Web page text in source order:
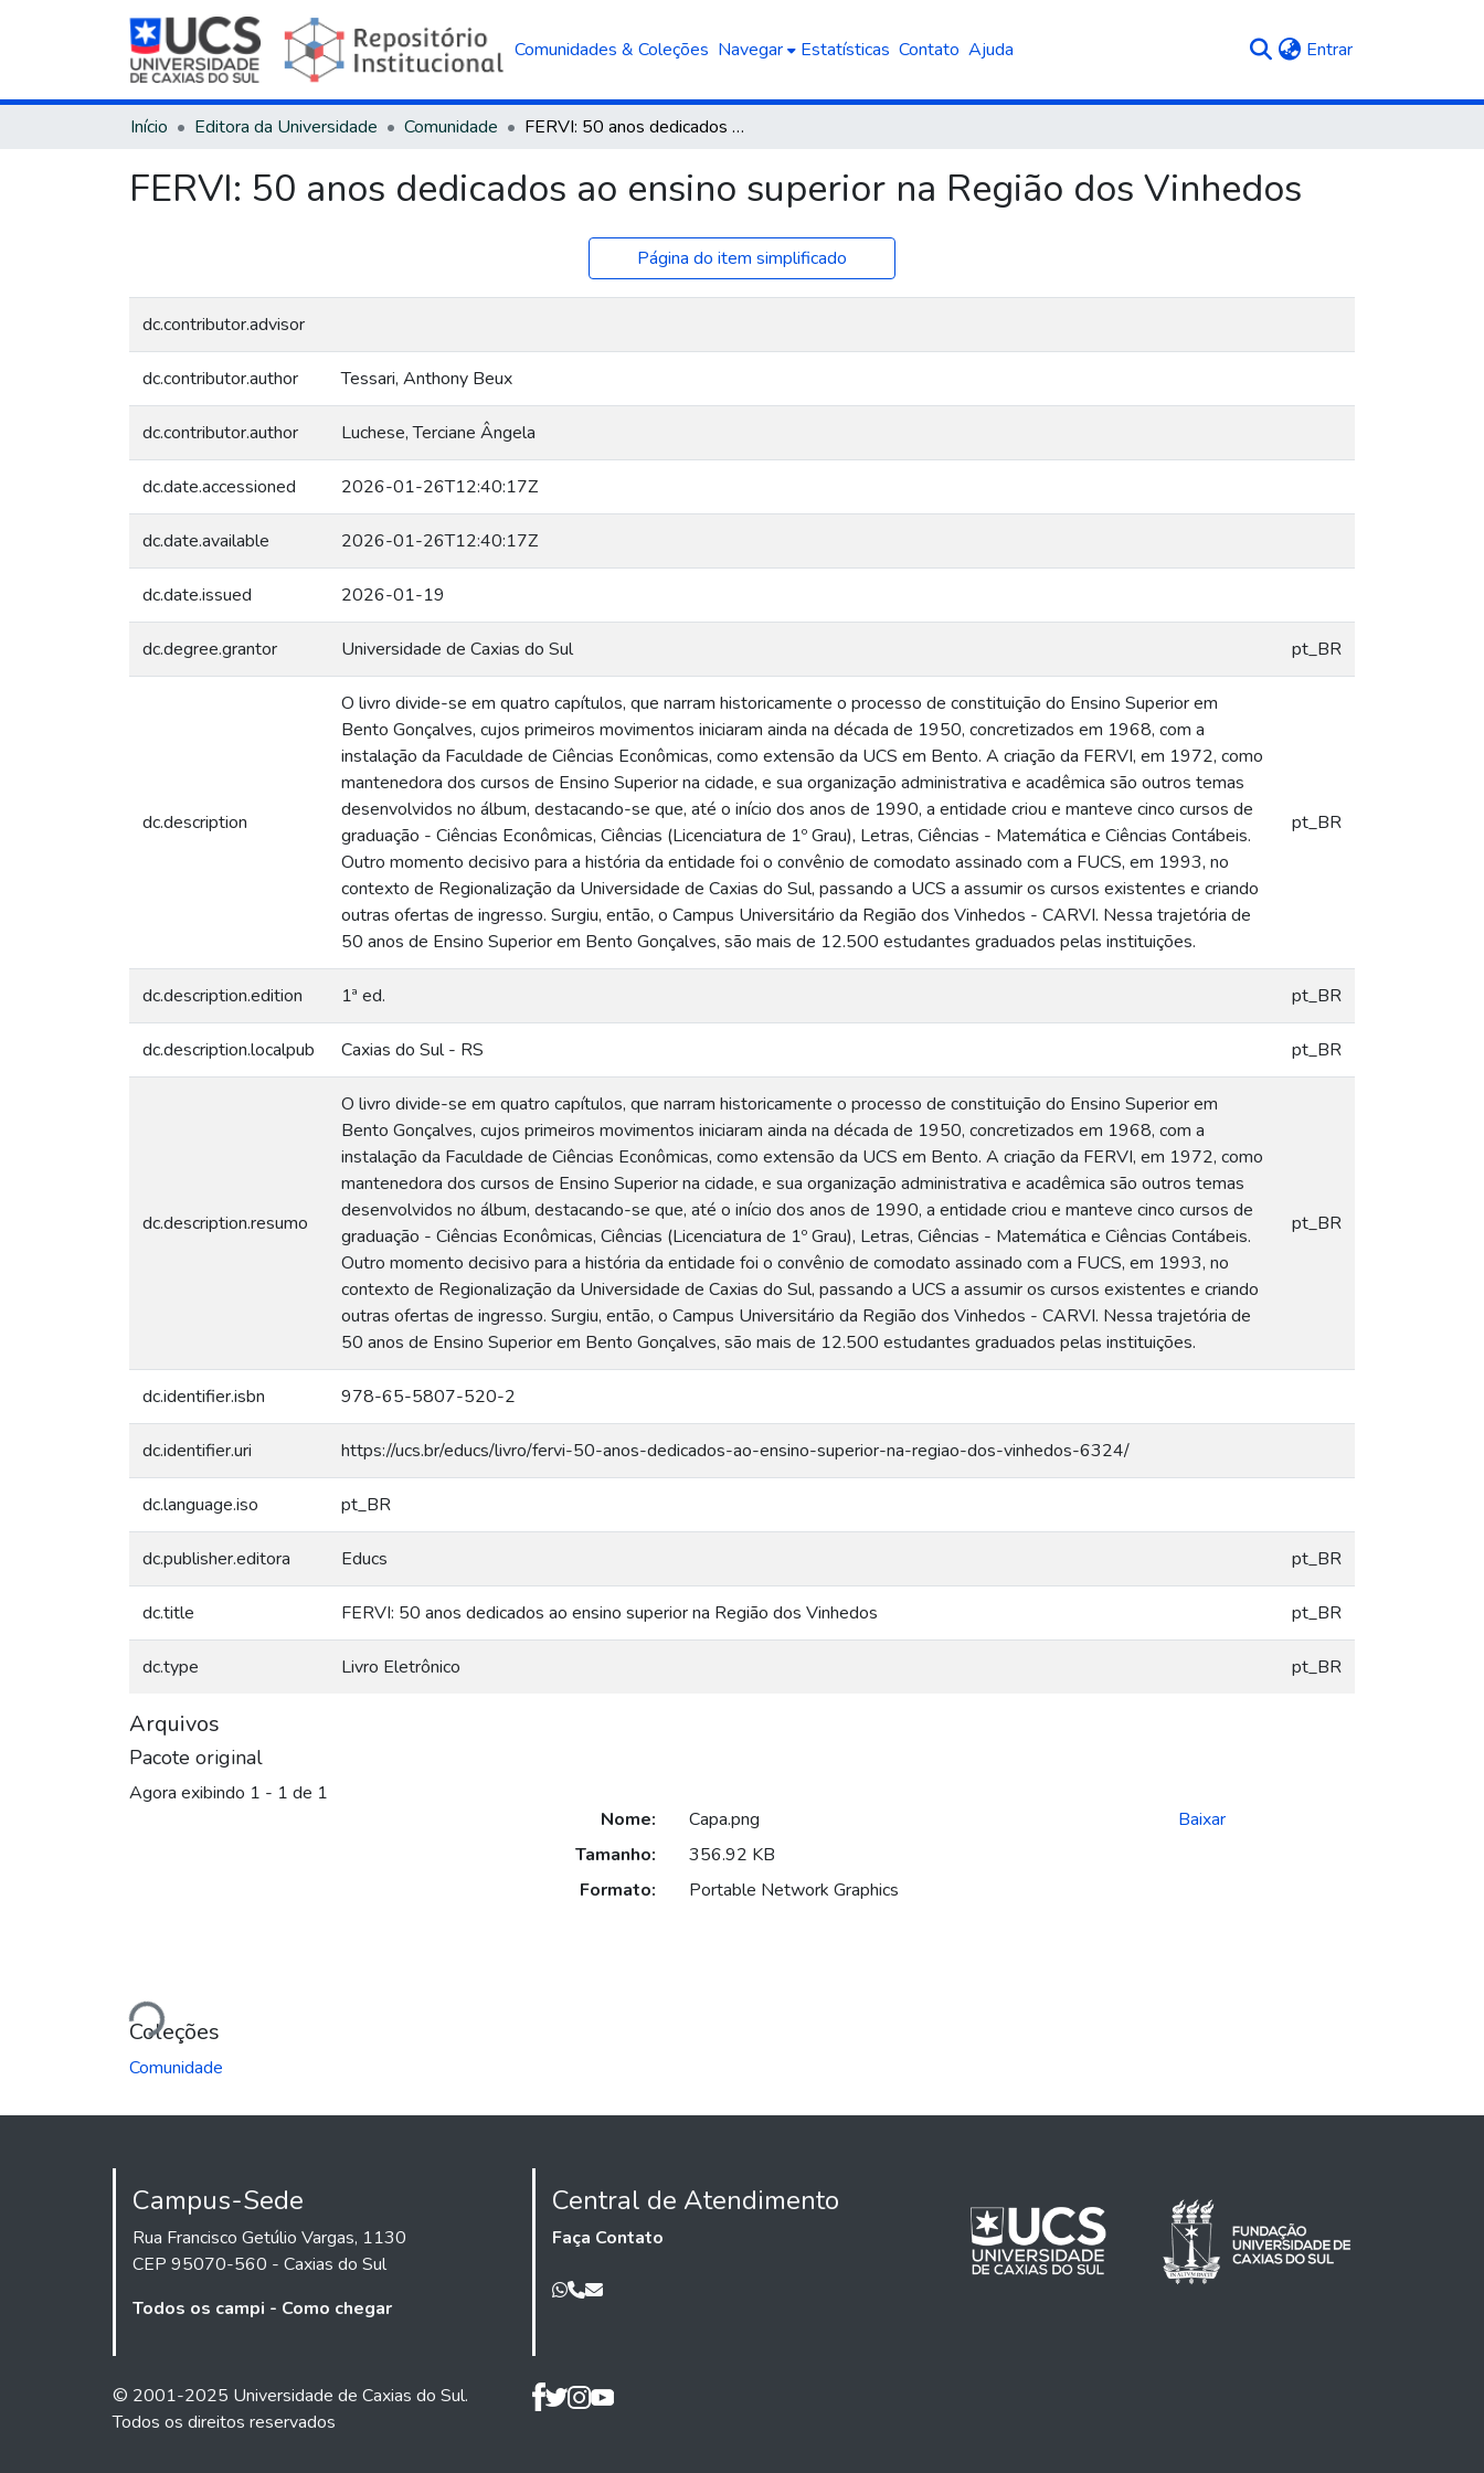
Comunidades & Coleções Navegar Estatísticas Contato Ajuda Entrar(current)
Início Editora da Universidade Comunidade FERVI: 50 anos dedicados ao ensino superior na Região dos Vinhedos
FERVI: 50 anos dedicados ao ensino superior na Região dos Vinhedos
Página do item simplificado
dc.contributor.advisor
dc.contributor.author Tessari, Anthony Beux
dc.contributor.author Luchese, Terciane Ângela
dc.date.accessioned 2026-01-26T12:40:17Z
dc.date.available 2026-01-26T12:40:17Z
dc.date.issued 2026-01-19
dc.degree.grantor Universidade de Caxias do Sul pt_BR
dc.description
O livro divide-se em quatro capítulos, que narram historicamente o processo de constituição do Ensino Superior em
Bento Gonçalves, cujos primeiros movimentos iniciaram ainda na década de 1950, concretizados em 1968, com a
instalação da Faculdade de Ciências Econômicas, como extensão da UCS em Bento. A criação da FERVI, em 1972, como
mantenedora dos cursos de Ensino Superior na cidade, e sua organização administrativa e acadêmica são outros temas
desenvolvidos no álbum, destacando-se que, até o início dos anos de 1990, a entidade criou e manteve cinco cursos de
graduação - Ciências Econômicas, Ciências (Licenciatura de 1º Grau), Letras, Ciências - Matemática e Ciências Contábeis.
Outro momento decisivo para a história da entidade foi o convênio de comodato assinado com a FUCS, em 1993, no
contexto de Regionalização da Universidade de Caxias do Sul, passando a UCS a assumir os cursos existentes e criando
outras ofertas de ingresso. Surgiu, então, o Campus Universitário da Região dos Vinhedos - CARVI. Nessa trajetória de
50 anos de Ensino Superior em Bento Gonçalves, são mais de 12.500 estudantes graduados pelas instituições.
pt_BR
dc.description.edition 1ª ed. pt_BR
dc.description.localpub Caxias do Sul - RS pt_BR
dc.description.resumo
O livro divide-se em quatro capítulos, que narram historicamente o processo de constituição do Ensino Superior em
Bento Gonçalves, cujos primeiros movimentos iniciaram ainda na década de 1950, concretizados em 1968, com a
instalação da Faculdade de Ciências Econômicas, como extensão da UCS em Bento. A criação da FERVI, em 1972, como
mantenedora dos cursos de Ensino Superior na cidade, e sua organização administrativa e acadêmica são outros temas
desenvolvidos no álbum, destacando-se que, até o início dos anos de 1990, a entidade criou e manteve cinco cursos de
graduação - Ciências Econômicas, Ciências (Licenciatura de 1º Grau), Letras, Ciências - Matemática e Ciências Contábeis.
Outro momento decisivo para a história da entidade foi o convênio de comodato assinado com a FUCS, em 1993, no
contexto de Regionalização da Universidade de Caxias do Sul, passando a UCS a assumir os cursos existentes e criando
outras ofertas de ingresso. Surgiu, então, o Campus Universitário da Região dos Vinhedos - CARVI. Nessa trajetória de
50 anos de Ensino Superior em Bento Gonçalves, são mais de 12.500 estudantes graduados pelas instituições.
pt_BR
dc.identifier.isbn 978-65-5807-520-2
dc.identifier.uri https://ucs.br/educs/livro/fervi-50-anos-dedicados-ao-ensino-superior-na-regiao-dos-vinhedos-6324/
dc.language.iso pt_BR
dc.publisher.editora Educs pt_BR
dc.title FERVI: 50 anos dedicados ao ensino superior na Região dos Vinhedos pt_BR
dc.type Livro Eletrônico pt_BR
Arquivos
Pacote original
Agora exibindo 1 - 1 de 1
Carregando...
Nome:
Capa.png
Tamanho:
356.92 KB
Formato:
Portable Network Graphics
Baixar
Coleções
Comunidade
Campus-Sede
Rua Francisco Getúlio Vargas, 1130
CEP 95070-560 - Caxias do Sul
Todos os campi - Como chegar
Central de Atendimento
Faça Contato
© 2001-2025 Universidade de Caxias do Sul.
Todos os direitos reservados